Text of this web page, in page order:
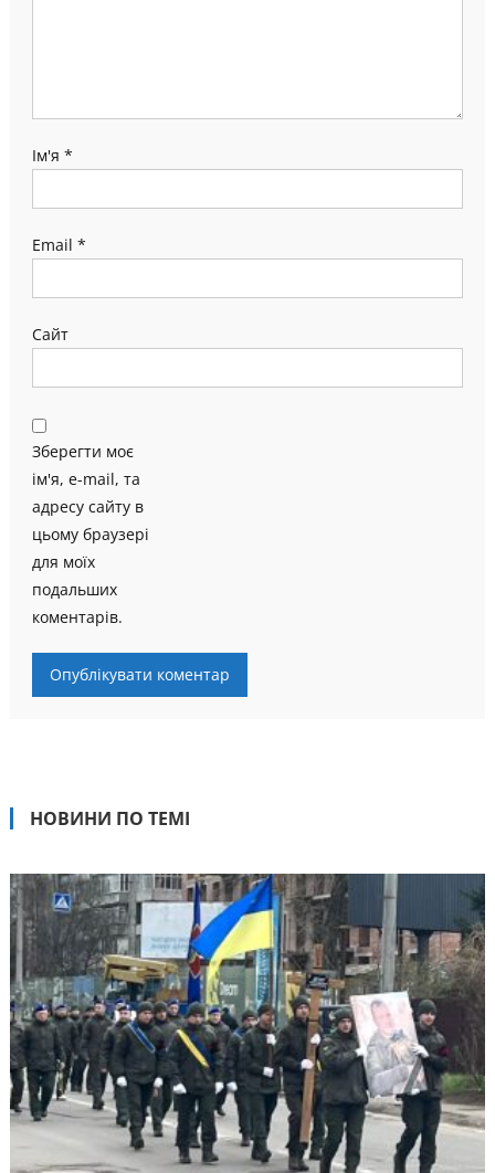
Ім'я *
Email *
Сайт
Зберегти моє
ім'я, e-mail, та
адресу сайту в
цьому браузері
для моїх
подальших
коментарів.
НОВИНИ ПО ТЕМІ